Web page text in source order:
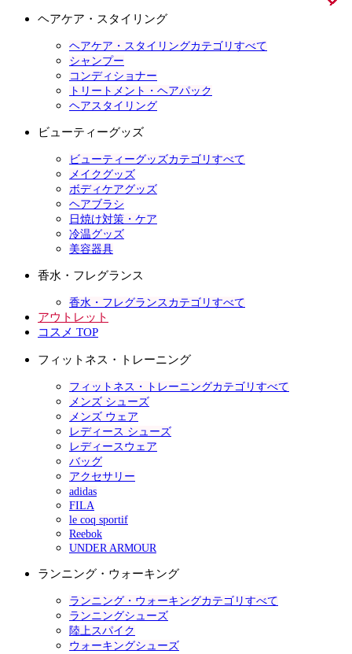
ヘアケア・スタイリング
ヘアケア・スタイリングカテゴリすべて
シャンプー
コンディショナー
トリートメント・ヘアパック
ヘアスタイリング
ビューティーグッズ
ビューティーグッズカテゴリすべて
メイクグッズ
ボディケアグッズ
ヘアブラシ
日焼け対策・ケア
冷温グッズ
美容器具
香水・フレグランス
香水・フレグランスカテゴリすべて
アウトレット
コスメ TOP
フィットネス・トレーニング
フィットネス・トレーニングカテゴリすべて
メンズ シューズ
メンズ ウェア
レディース シューズ
レディースウェア
バッグ
アクセサリー
adidas
FILA
le coq sportif
Reebok
UNDER ARMOUR
ランニング・ウォーキング
ランニング・ウォーキングカテゴリすべて
ランニングシューズ
陸上スパイク
ウォーキングシューズ